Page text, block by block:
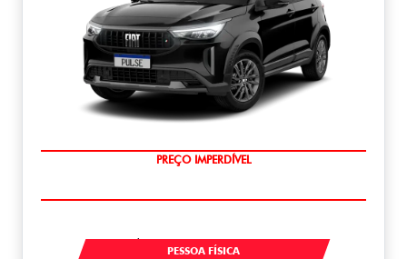
O SUV AUTOMÁTICO MAIS BARATO DO BRASIL
À VISTA POR R$ 109.990,00
PESSOA FÍSICA